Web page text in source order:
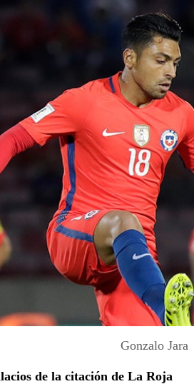
Gonzalo Jara
de la citación de La Roja